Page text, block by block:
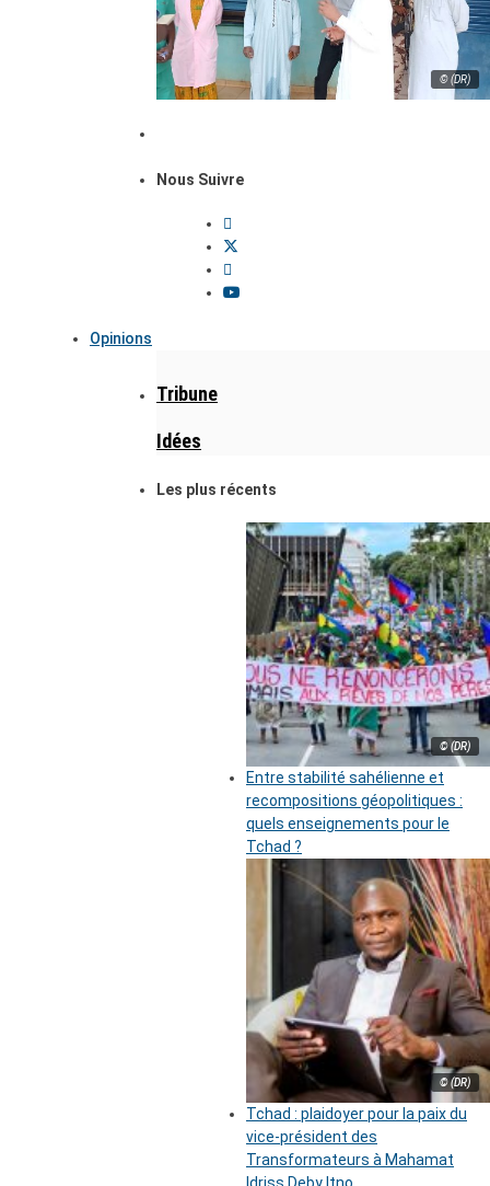
© (DR)
Nous Suivre
Opinions
Tribune
Idées
Les plus récents
© (DR)
Entre stabilité sahélienne et
recompositions géopolitiques :
quels enseignements pour le
Tchad ?
© (DR)
Tchad : plaidoyer pour la paix du
vice-président des
Transformateurs à Mahamat